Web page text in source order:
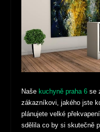
Naše kuchyně praha 6 se
zákazníkovi, jakého jste
plánujete velké
sdělila co by si skutečně